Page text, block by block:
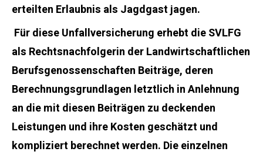
erteilten Erlaubnis als Jagdgast jagen.
Für diese Unfallversicherung erhebt die SVLFG
als Rechtsnachfolgerin der Landwirtschaftlichen
Berufsgenossenschaften Beiträge, deren
Berechnungsgrundlagen letztlich in Anlehnung
an die mit diesen Beiträgen zu deckenden
Leistungen und ihre Kosten geschätzt und
kompliziert berechnet werden. Die einzelnen